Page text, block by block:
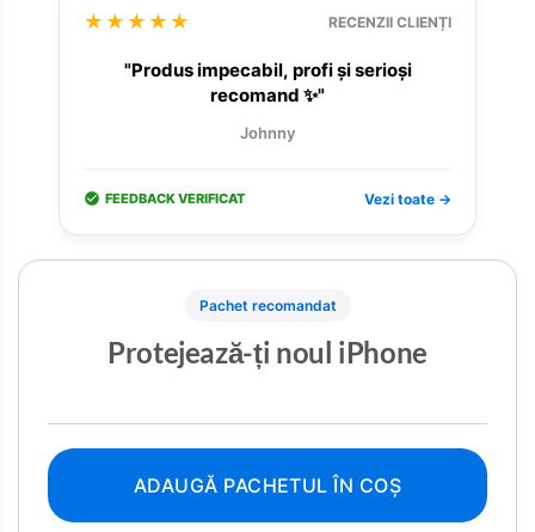
★★★★★ RECENZII CLIENȚI
"Produs impecabil, profi și serioși
recomand ✨"
Johnny
FEEDBACK VERIFICAT Vezi toate →
Pachet recomandat
Protejează-ți noul iPhone
ADAUGĂ PACHETUL ÎN COȘ